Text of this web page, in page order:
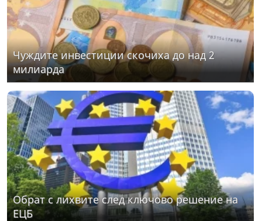
Чуждите инвестиции скочиха до над 2
милиарда
Обрат с лихвите след ключово решение на
ЕЦБ